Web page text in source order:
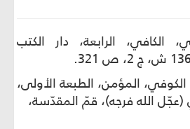
الكافي، الرابعة، دار الكتب
المؤمن، الطبعة الأولى،
(عجّل الله فرجه)، قمّ المقدّسة،